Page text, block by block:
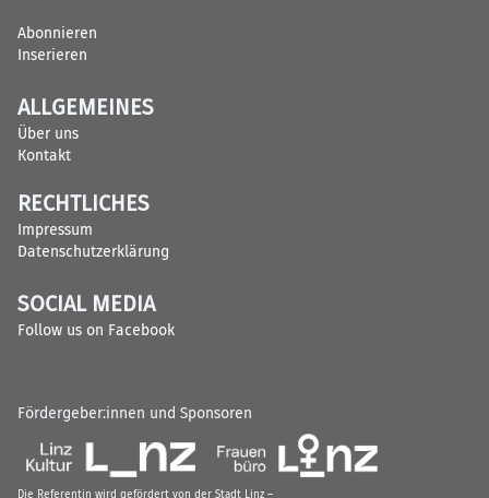
Abonnieren
Inserieren
ALLGEMEINES
Über uns
Kontakt
RECHTLICHES
Impressum
Datenschutzerklärung
SOCIAL MEDIA
Follow us on Facebook
Fördergeber:innen und Sponsoren
Die Referentin wird gefördert von der Stadt Linz –